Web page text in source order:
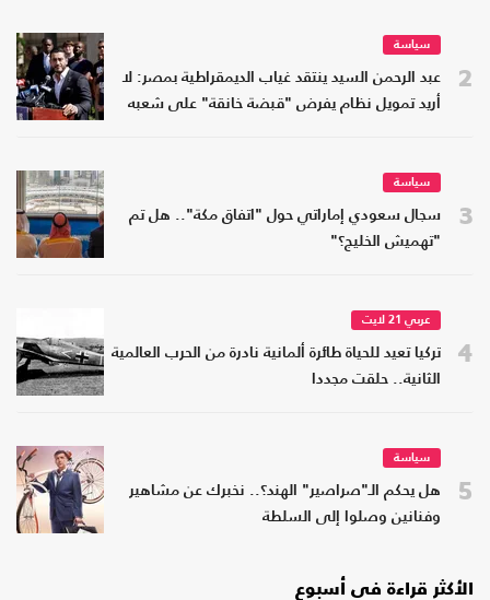
2
سياسة
عبد الرحمن السيد ينتقد غياب الديمقراطية بمصر: لا
أريد تمويل نظام يفرض "قبضة خانقة" على شعبه
3
سياسة
سجال سعودي إماراتي حول "اتفاق مكة".. هل تم
"تهميش الخليج؟"
4
عربي 21 لايت
تركيا تعيد للحياة طائرة ألمانية نادرة من الحرب العالمية
الثانية.. حلقت مجددا
5
سياسة
هل يحكم الـ"صراصير" الهند؟.. نخبرك عن مشاهير
وفنانين وصلوا إلى السلطة
الأكثر قراءة في أسبوع